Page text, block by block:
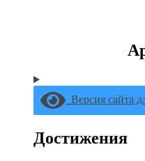
Версия сайта
Достижения